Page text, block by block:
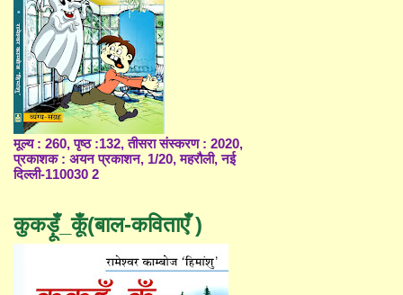
मूल्य : 260, पृष्ठ :132, तीसरा संस्करण : 2020,
प्रकाशक : अयन प्रकाशन, 1/20, महरौली, नई
दिल्ली-110030 2
कुकड़ूँ_कूँ(बाल-कविताएँ )